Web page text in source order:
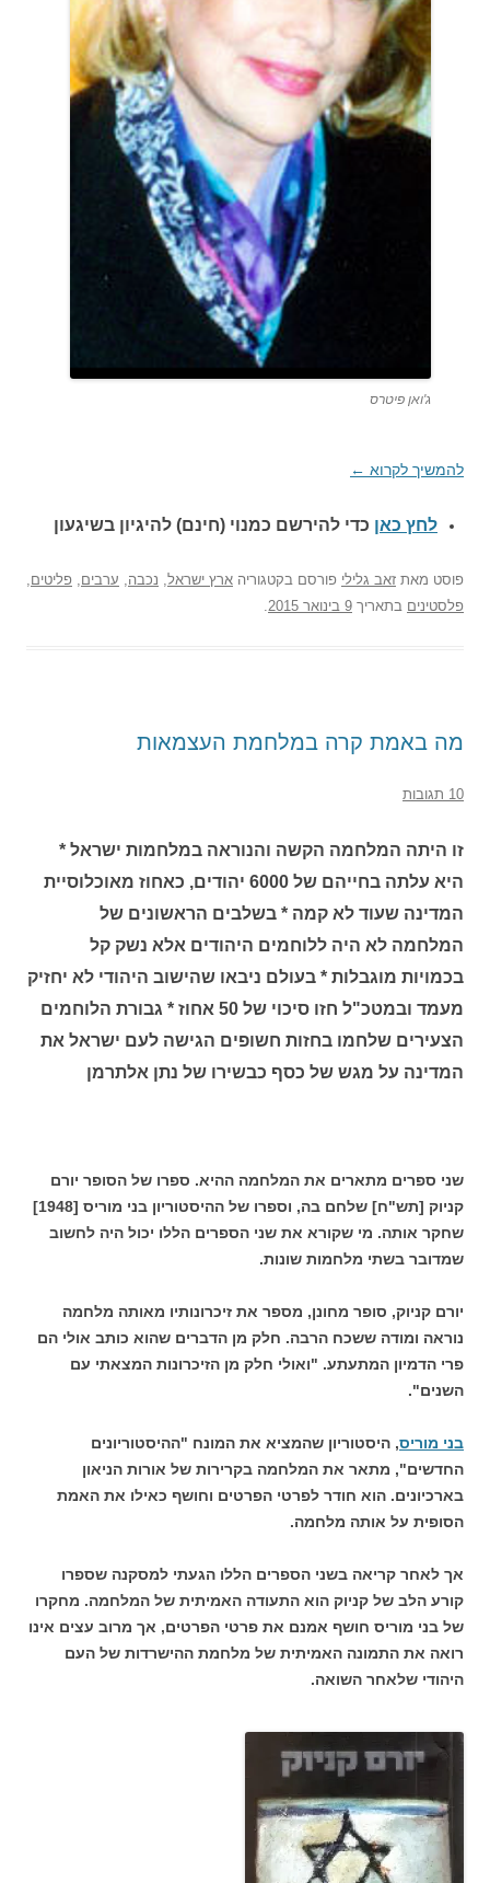
ג'ואן פיטרס
להמשיך לקרוא ←
לחץ כאן כדי להירשם כמנוי (חינם) להיגיון בשיגעון
פוסט מאת זאב גלילי פורסם בקטגוריה ארץ ישראל נכבה ערבים פליטים
פלסטינים בתאריך 9 בינואר 2015
מה באמת קרה במלחמת העצמאות
10 תגובות
זו היתה המלחמה הקשה והנוראה במלחמות ישראל *
היא עלתה בחייהם של 6000 יהודים, כאחוז מאוכלוסיית
המדינה שעוד לא קמה * בשלבים הראשונים של
המלחמה לא היה ללוחמים היהודים אלא נשק קל
בכמויות מוגבלות * בעולם ניבאו שהישוב היהודי לא יחזיק
מעמד ובמטכ"ל חזו סיכוי של 50 אחוז * גבורת הלוחמים
הצעירים שלחמו בחזות חשופים הגישה לעם ישראל את
המדינה על מגש של כסף כבשירו של נתן אלתרמן
שני ספרים מתארים את המלחמה ההיא. ספרו של הסופר יורם
קניוק [תש"ח] שלחם בה, וספרו של ההיסטוריון בני מוריס [1948]
שחקר אותה. מי שקורא את שני הספרים הללו יכול היה לחשוב
שמדובר בשתי מלחמות שונות.
יורם קניוק, סופר מחונן, מספר את זיכרונותיו מאותה מלחמה
נוראה ומודה ששכח הרבה. חלק מן הדברים שהוא כותב אולי הם
פרי הדמיון המתעתע. "ואולי חלק מן הזיכרונות המצאתי עם
השנים".
בני מוריס, היסטוריון שהמציא את המונח "ההיסטוריונים
החדשים", מתאר את המלחמה בקרירות של אורות הניאון
בארכיונים. הוא חודר לפרטי הפרטים וחושף כאילו את האמת
הסופית על אותה מלחמה.
אך לאחר קריאה בשני הספרים הללו הגעתי למסקנה שספרו
קורע הלב של קניוק הוא התעודה האמיתית של המלחמה. מחקרו
של בני מוריס חושף אמנם את פרטי הפרטים, אך מרוב עצים אינו
רואה את התמונה האמיתית של מלחמת ההישרדות של העם
היהודי שלאחר השואה.